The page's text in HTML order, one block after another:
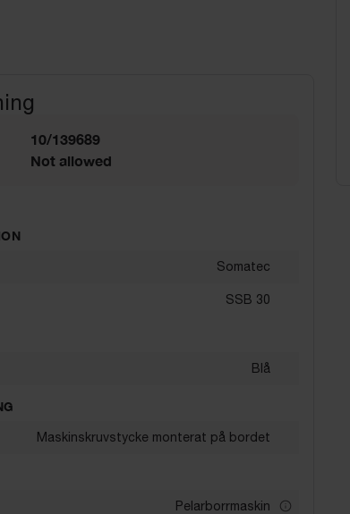
10/139689
Not allowed
Somatec
SSB 30
Blå
Maskinskruvstycke monterat på bordet
Pelarborrmaskin